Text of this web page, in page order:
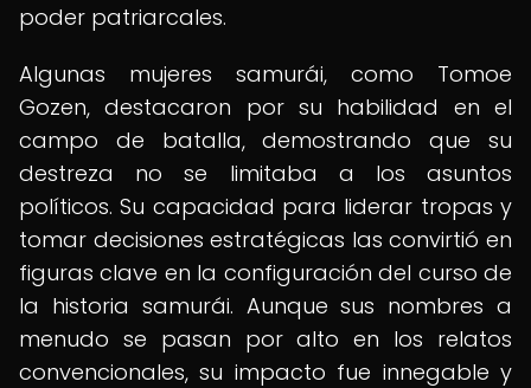
poder patriarcales.
Algunas mujeres samurái, como Tomoe
Gozen, destacaron por su habilidad en el
campo de batalla, demostrando que su
destreza no se limitaba a los asuntos
políticos. Su capacidad para liderar tropas y
tomar decisiones estratégicas las convirtió en
figuras clave en la configuración del curso de
la historia samurái. Aunque sus nombres a
menudo se pasan por alto en los relatos
convencionales, su impacto fue innegable y